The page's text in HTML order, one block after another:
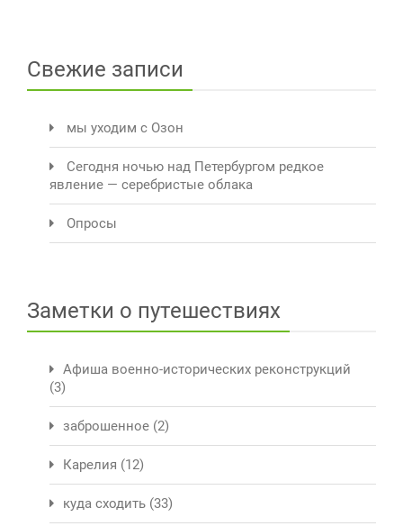
Свежие записи
мы уходим с Озон
Сегодня ночью над Петербургом редкое
явление — серебристые облака
Опросы
Заметки о путешествиях
Афиша военно-исторических реконструкций
(3)
заброшенное (2)
Карелия (12)
куда сходить (33)